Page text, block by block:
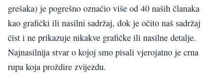
grešaka) je pogrešno označio više od 40 naših članaka
kao grafički ili nasilni sadržaj, dok je očito naš sadržaj
čist i ne prikazuje nikakve grafičke ili nasilne detalje.
Najnasilnija stvar o kojoj smo pisali vjerojatno je crna
rupa koja proždire zvijezdu.